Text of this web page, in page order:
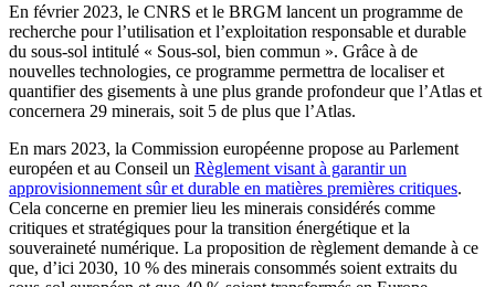
En février 2023, le CNRS et le BRGM lancent un programme de
recherche pour l’utilisation et l’exploitation responsable et durable
du sous-sol intitulé « Sous-sol, bien commun ». Grâce à de
nouvelles technologies, ce programme permettra de localiser et
quantifier des gisements à une plus grande profondeur que l’Atlas et
concernera 29 minerais, soit 5 de plus que l’Atlas.
En mars 2023, la Commission européenne propose au Parlement
européen et au Conseil un Règlement visant à garantir un
approvisionnement sûr et durable en matières premières critiques.
Cela concerne en premier lieu les minerais considérés comme
critiques et stratégiques pour la transition énergétique et la
souveraineté numérique. La proposition de règlement demande à ce
que, d’ici 2030, 10 % des minerais consommés soient extraits du